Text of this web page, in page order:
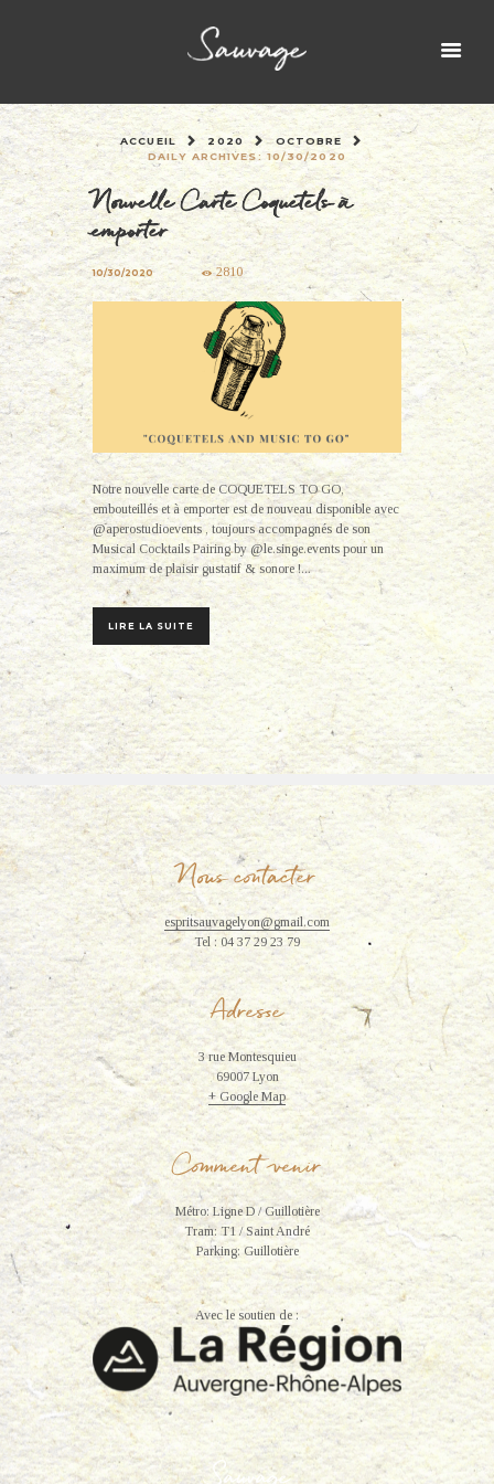
ACCUEIL 2020
OCTOBRE
DAILY ARCHIVES: 10/30/2020
Nouvelle Carte Coquetels à
emporter
10/30/2020 2810
Notre nouvelle carte de COQUETELS TO GO,
embouteillés et à emporter est de nouveau disponible avec
@aperostudioevents , toujours accompagnés de son
Musical Cocktails Pairing by @le.singe.events pour un
maximum de plaisir gustatif & sonore !...
LIRE LA SUITE
Nous contacter
espritsauvagelyon@gmail.com
Tel : 04 37 29 23 79
Adresse
3 rue Montesquieu
69007 Lyon
+ Google Map
Comment venir
Métro: Ligne D / Guillotière
Tram: T1 / Saint André
Parking: Guillotière
Avec le soutien de :